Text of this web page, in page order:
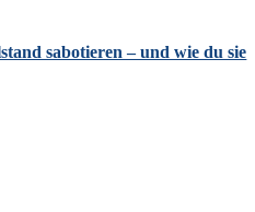
sabotieren – und wie du sie